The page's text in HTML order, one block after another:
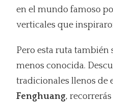
en el mundo famoso
verticales que
Pero esta ruta también
menos conocida.
tradicionales llenos de
Fenghuang,